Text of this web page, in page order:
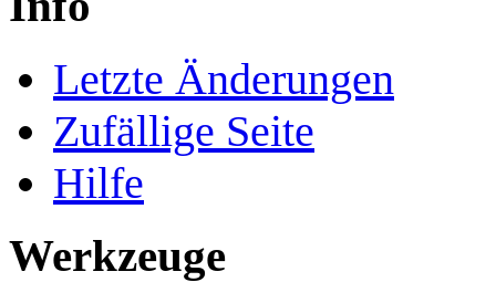
Letzte Änderungen
Zufällige Seite
Hilfe
Werkzeuge